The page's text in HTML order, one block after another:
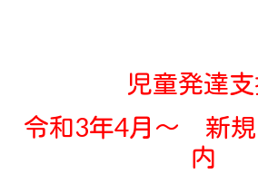
児童発達
令和3年4月～ 新規
内